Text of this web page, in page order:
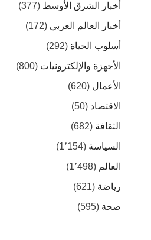
أخبار الشرق الأوسط (377)
أخبار العالم العربي (172)
أسلوب الحياة (292)
الأجهزة والإلكترونيات (800)
الأعمال (620)
الاقتصاد (50)
الثقافة (682)
السياسة (1٬154)
العالم (1٬498)
رياضة (621)
صحة (595)